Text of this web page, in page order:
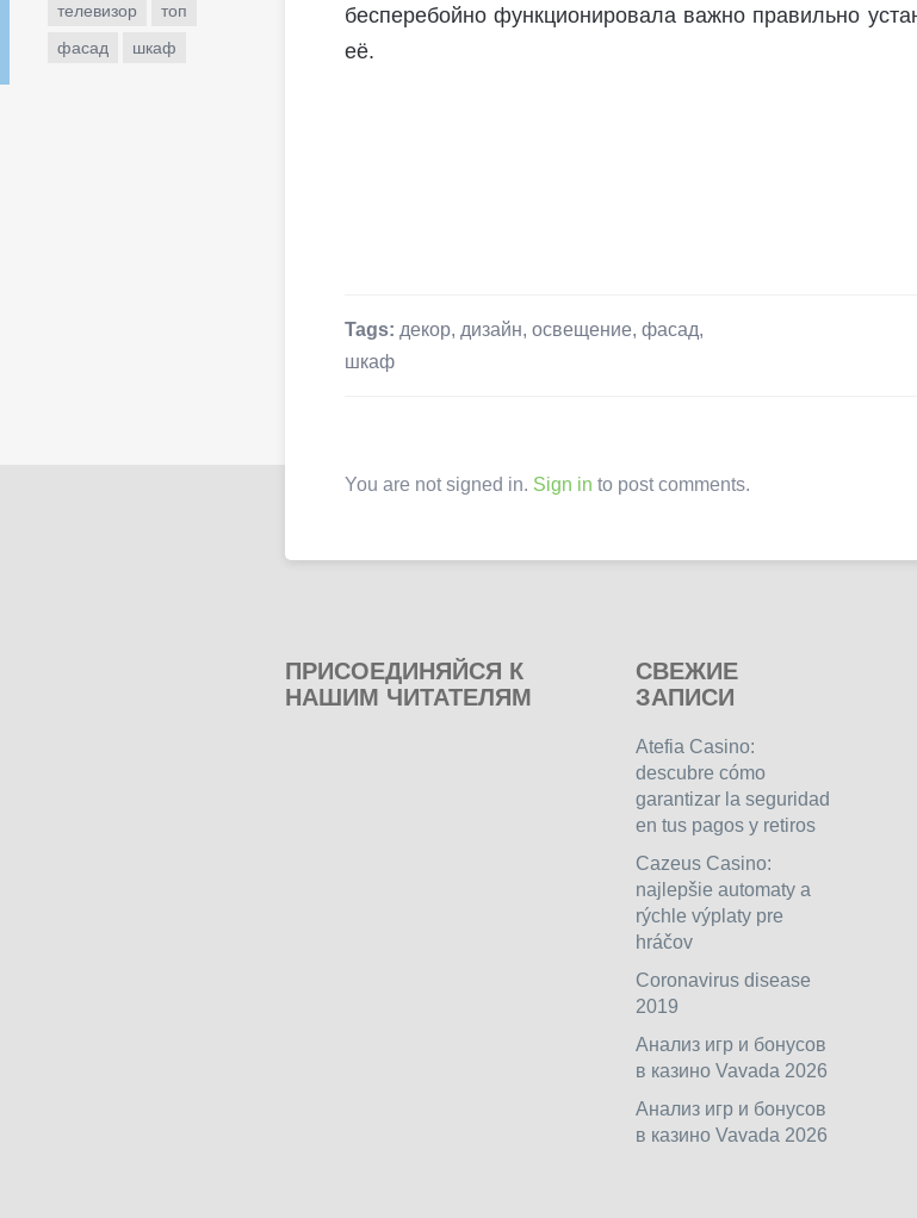
телевизор
топ
фасад
шкаф
бесперебойно функционировала важно правильно
её.
Tags: декор, дизайн, освещение, фасад,
шкаф
You are not signed in. Sign in to post comments.
ПРИСОЕДИНЯЙСЯ К
НАШИМ ЧИТАТЕЛЯМ
СВЕЖИЕ
ЗАПИСИ
Atefia Casino:
descubre cómo
garantizar la seguridad
en tus pagos y retiros
Cazeus Casino:
najlepšie automaty a
rýchle výplaty pre
hráčov
Coronavirus disease
2019
Анализ игр и бонусов
в казино Vavada 2026
Анализ игр и бонусов
в казино Vavada 2026